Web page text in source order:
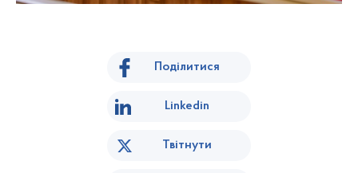
Поділитися
Linkedin
Твітнути